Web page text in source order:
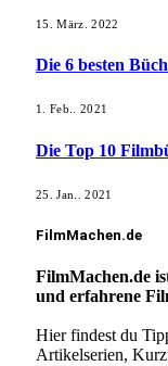
15. März. 2022
Die 6 besten
1. Feb.. 2021
Die Top 10
25. Jan.. 2021
FilmMachen.de
FilmMachen.de
und erfahrene
Hier findest du
Artikelserien,